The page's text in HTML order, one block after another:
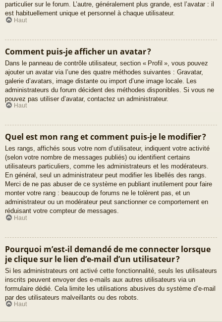
particulier sur le forum. L’autre, généralement plus grande, est l’avatar : il
est habituellement unique et personnel à chaque utilisateur.
Haut
Comment puis-je afficher un avatar ?
Dans le panneau de contrôle utilisateur, section « Profil », vous pouvez
ajouter un avatar via l’une des quatre méthodes suivantes : Gravatar,
galerie d’avatars, image distante ou import d’une image locale. Les
administrateurs du forum décident des méthodes disponibles. Si vous ne
pouvez pas utiliser d’avatar, contactez un administrateur.
Haut
Quel est mon rang et comment puis-je le modifier ?
Les rangs, affichés sous votre nom d’utilisateur, indiquent votre activité
(selon votre nombre de messages publiés) ou identifient certains
utilisateurs particuliers, comme les administrateurs et les modérateurs.
En général, seul un administrateur peut modifier les libellés des rangs.
Merci de ne pas abuser de ce système en publiant inutilement pour faire
monter votre rang : beaucoup de forums ne le tolèrent pas, et un
administrateur ou un modérateur peut sanctionner ce comportement en
réduisant votre compteur de messages.
Haut
Pourquoi m’est-il demandé de me connecter lorsque
je clique sur le lien d’e-mail d’un utilisateur ?
Si les administrateurs ont activé cette fonctionnalité, seuls les utilisateurs
inscrits peuvent envoyer des e-mails aux autres utilisateurs via un
formulaire dédié. Cela limite les utilisations abusives du système d’e-mail
par des utilisateurs malveillants ou des robots.
Haut